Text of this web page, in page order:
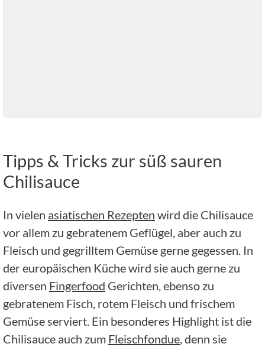
Tipps & Tricks zur süß sauren
Chilisauce
In vielen asiatischen Rezepten wird die Chilisauce
vor allem zu gebratenem Geflügel, aber auch zu
Fleisch und gegrilltem Gemüse gerne gegessen. In
der europäischen Küche wird sie auch gerne zu
diversen Fingerfood Gerichten, ebenso zu
gebratenem Fisch, rotem Fleisch und frischem
Gemüse serviert. Ein besonderes Highlight ist die
Chilisauce auch zum Fleischfondue, denn sie